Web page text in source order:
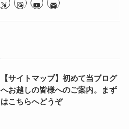
【サイトマップ】初めて当ブログ
へお越しの皆様へのご案内。まず
はこちらへどうぞ